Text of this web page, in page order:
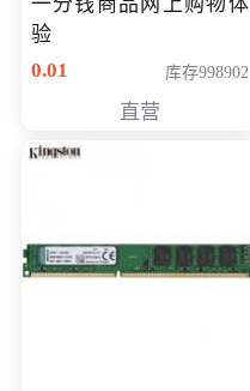
验
0.01
库存998902
直营